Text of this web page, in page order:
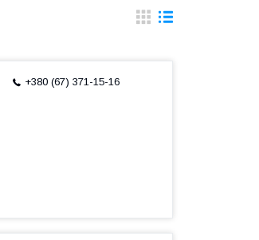
+380 (67) 371-15-16